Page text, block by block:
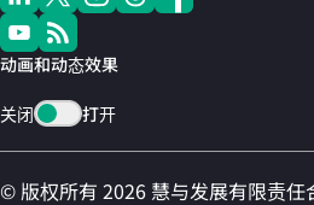
动画和动态效果
关闭 打开
© 版权所有 2026 慧与发展有限责任